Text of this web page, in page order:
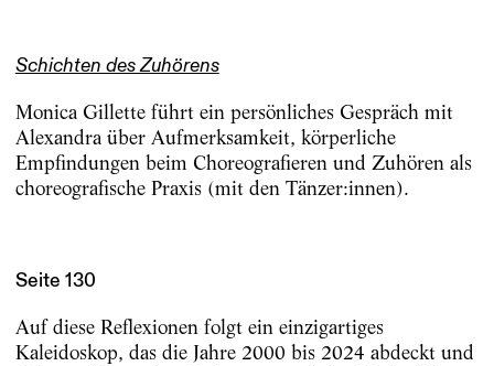
Schichten des Zuhörens
Monica Gillette führt ein persönliches Gespräch mit
Alexandra über Aufmerksamkeit, körperliche
Empfindungen beim Choreografieren und Zuhören als
choreografische Praxis (mit den Tänzer:innen).
Seite 130
Auf diese Reflexionen folgt ein einzigartiges
Kaleidoskop, das die Jahre 2000 bis 2024 abdeckt und